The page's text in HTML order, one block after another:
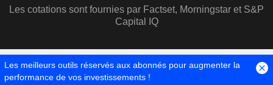
Les cotations sont fournies par Factset, Morningstar et S&P
Capital IQ
Les meilleurs outils réservés aux abonnés pour augmenter la
performance de vos investissements !